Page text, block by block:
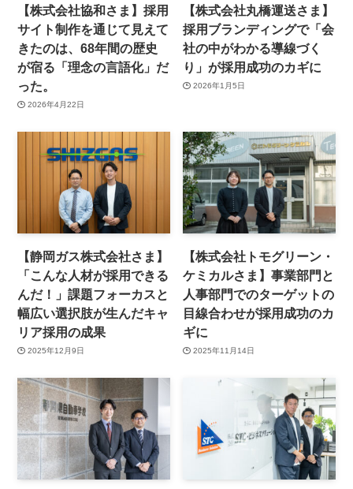
【株式会社協和さま】採用
サイト制作を通じて見えて
きたのは、68年間の歴史
が宿る「理念の言語化」だ
った。
2026年4月22日
【株式会社丸橋運送さま】
採用ブランディングで「会
社の中がわかる導線づく
り」が採用成功のカギに
2026年1月5日
【静岡ガス株式会社さま】
「こんな人材が採用できる
んだ！」課題フォーカスと
幅広い選択肢が生んだキャ
リア採用の成果
2025年12月9日
【株式会社トモグリーン・
ケミカルさま】事業部門と
人事部門でのターゲットの
目線合わせが採用成功のカ
ギに
2025年11月14日